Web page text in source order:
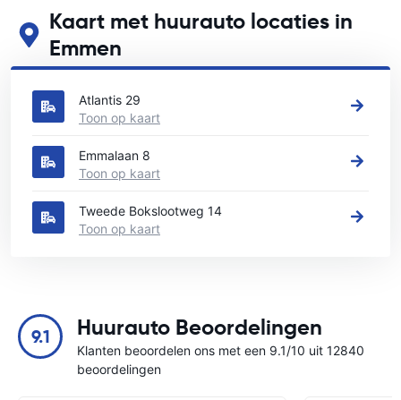
Kaart met huurauto locaties in
Emmen
Zie onze belangrijkste autoverhuur locaties in Emmen
Atlantis 29
Toon op kaart
Emmalaan 8
Toon op kaart
Tweede Bokslootweg 14
Toon op kaart
9.1 Huurauto Beoordelingen
Klanten beoordelen ons met een 9.1/10 uit 12840
beoordelingen